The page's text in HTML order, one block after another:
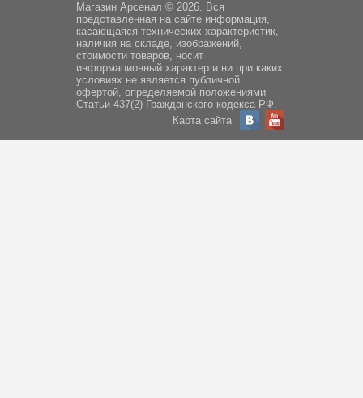
Магазин Арсенал © 2026. Вся
представленная на сайте информация,
касающаяся технических характеристик,
наличия на складе, изображений,
стоимости товаров, носит
информационный характер и ни при каких
условиях не является публичной
офертой, определяемой положениями
Статьи 437(2) Гражданского кодекса РФ.
Карта сайта